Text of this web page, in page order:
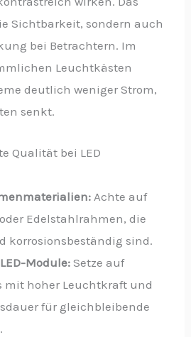
Sichtbarkeit, sondern auch
bei Betrachtern. Im
Leuchtkästen
deutlich weniger Strom,
senkt.
Qualität bei LED
Achte auf
Edelstahlrahmen, die
korrosionsbeständig sind.
Module: Setze auf
mit hoher Leuchtkraft und
für gleichbleibende